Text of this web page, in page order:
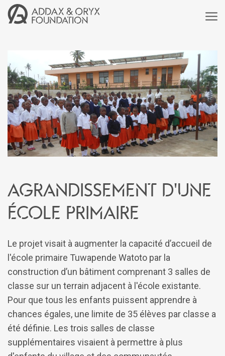
Agrandissement d'une
école primaire
Le projet visait à augmenter la capacité d’accueil de
l'école primaire Tuwapende Watoto par la
construction d’un bâtiment comprenant 3 salles de
classe sur un terrain adjacent à l'école existante.
Pour que tous les enfants puissent apprendre à
chances égales, une limite de 35 élèves par classe a
été définie. Les trois salles de classe
supplémentaires visaient à permettre à plus